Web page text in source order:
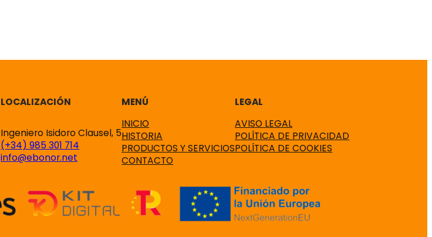
LOCALIZACIÓN
Ingeniero Isidoro Clausel, 5
(+34) 985 301 714
info@ebonor.net
MENÚ
INICIO
HISTORIA
PRODUCTOS Y SERVICIOS
CONTACTO
LEGAL
AVISO LEGAL
POLÍTICA DE PRIVACIDAD
POLÍTICA DE COOKIES